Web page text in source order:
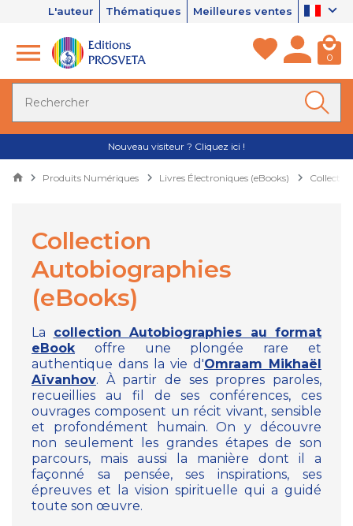
L'auteur Thématiques Meilleures ventes
0
Nouveau visiteur ? Cliquez ici !
Produits Numériques Livres Électroniques (eBooks)
Collection
Autobiographies
(eBooks)
La collection Autobiographies au format
eBookoffre une plongée rare et
authentique dans la vie d'Omraam Mikhaël
Aïvanhov. À partir de ses propres paroles,
recueillies au fil de ses conférences, ces
ouvrages composent un récit vivant, sensible
et profondément humain. On y découvre
non seulement les grandes étapes de son
parcours, mais aussi la manière dont il a
façonné sa pensée, ses inspirations, ses
épreuves et la vision spirituelle qui a guidé
toute son œuvre.